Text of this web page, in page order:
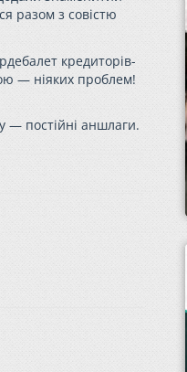
разом з совістю
кредиторів-
— ніяких проблем!
— постійні аншлаги.